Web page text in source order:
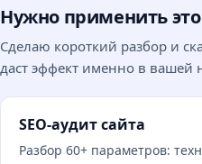
Нужно применить
Сделаю короткий разбор и
даст эффект именно в вашей
SEO-аудит сайта
Разбор 60+ параметров: